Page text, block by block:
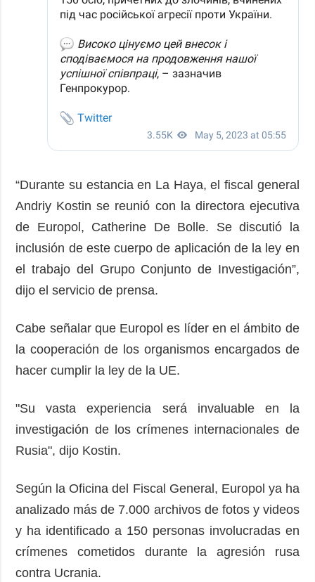
“Durante su estancia en La Haya, el fiscal general
Andriy Kostin se reunió con la directora ejecutiva
de Europol, Catherine De Bolle. Se discutió la
inclusión de este cuerpo de aplicación de la ley en
el trabajo del Grupo Conjunto de Investigación”,
dijo el servicio de prensa.
Cabe señalar que Europol es líder en el ámbito de
la cooperación de los organismos encargados de
hacer cumplir la ley de la UE.
"Su vasta experiencia será invaluable en la
investigación de los crímenes internacionales de
Rusia", dijo Kostin.
Según la Oficina del Fiscal General, Europol ya ha
analizado más de 7.000 archivos de fotos y videos
y ha identificado a 150 personas involucradas en
crímenes cometidos durante la agresión rusa
contra Ucrania.